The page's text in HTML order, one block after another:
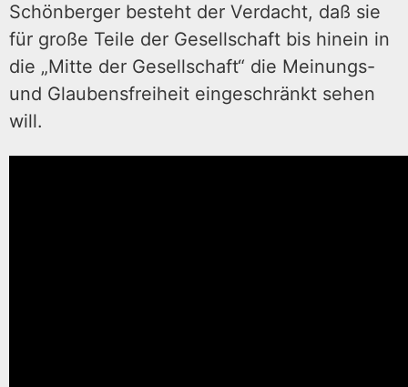
Schönberger besteht der Verdacht, daß sie
für große Teile der Gesellschaft bis hinein in
die „Mitte der Gesellschaft“ die Meinungs-
und Glaubensfreiheit eingeschränkt sehen
will.